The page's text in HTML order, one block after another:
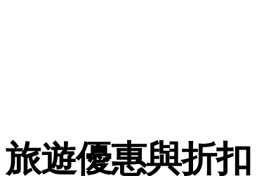
旅遊優惠與折扣